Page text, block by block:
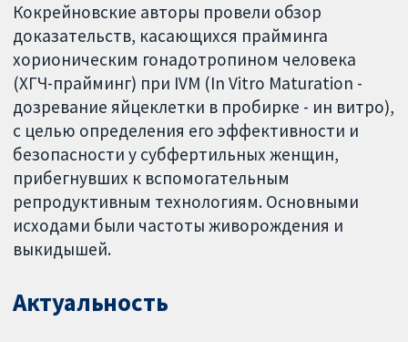
Кокрейновские авторы провели обзор
доказательств, касающихся прайминга
хорионическим гонадотропином человека
(ХГЧ-прайминг) при IVM (In Vitro Maturation -
дозревание яйцеклетки в пробирке - ин витро),
с целью определения его эффективности и
безопасности у субфертильных женщин,
прибегнувших к вспомогательным
репродуктивным технологиям. Основными
исходами были частоты живорождения и
выкидышей.
Актуальность